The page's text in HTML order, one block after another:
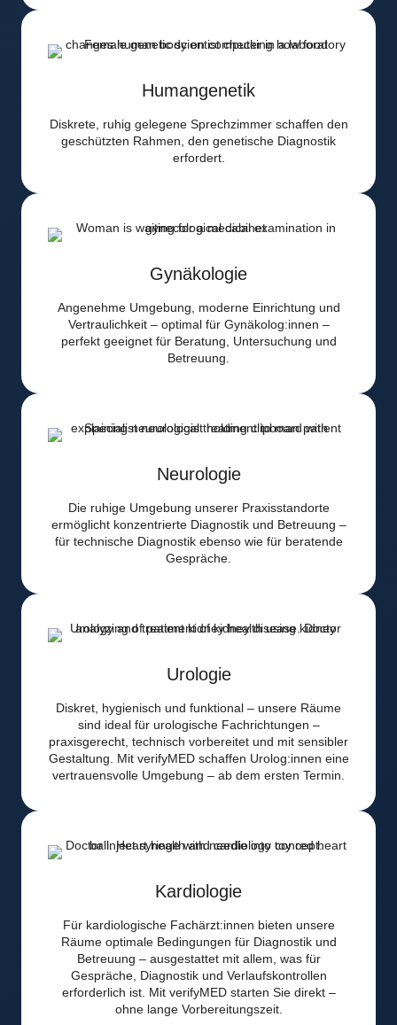
Humangenetik
Diskrete, ruhig gelegene Sprechzimmer schaffen den
geschützten Rahmen, den genetische Diagnostik
erfordert.
Gynäkologie
Angenehme Umgebung, moderne Einrichtung und
Vertraulichkeit – optimal für Gynäkolog:innen –
perfekt geeignet für Beratung, Untersuchung und
Betreuung.
Neurologie
Die ruhige Umgebung unserer Praxisstandorte
ermöglicht konzentrierte Diagnostik und Betreuung –
für technische Diagnostik ebenso wie für beratende
Gespräche.
Urologie
Diskret, hygienisch und funktional – unsere Räume
sind ideal für urologische Fachrichtungen –
praxisgerecht, technisch vorbereitet und mit sensibler
Gestaltung. Mit verifyMED schaffen Urolog:innen eine
vertrauensvolle Umgebung – ab dem ersten Termin.
Kardiologie
Für kardiologische Fachärzt:innen bieten unsere
Räume optimale Bedingungen für Diagnostik und
Betreuung – ausgestattet mit allem, was für
Gespräche, Diagnostik und Verlaufskontrollen
erforderlich ist. Mit verifyMED starten Sie direkt –
ohne lange Vorbereitungszeit.